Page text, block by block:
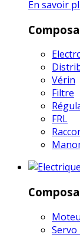
En savoir
Vérin
Filtre
FRL